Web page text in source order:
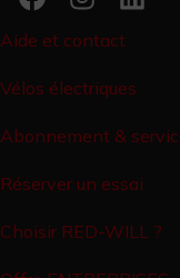
Aide et contact
Vélos électriques
Abonnement &
Réserver un essai
Choisir RED-WILL ?